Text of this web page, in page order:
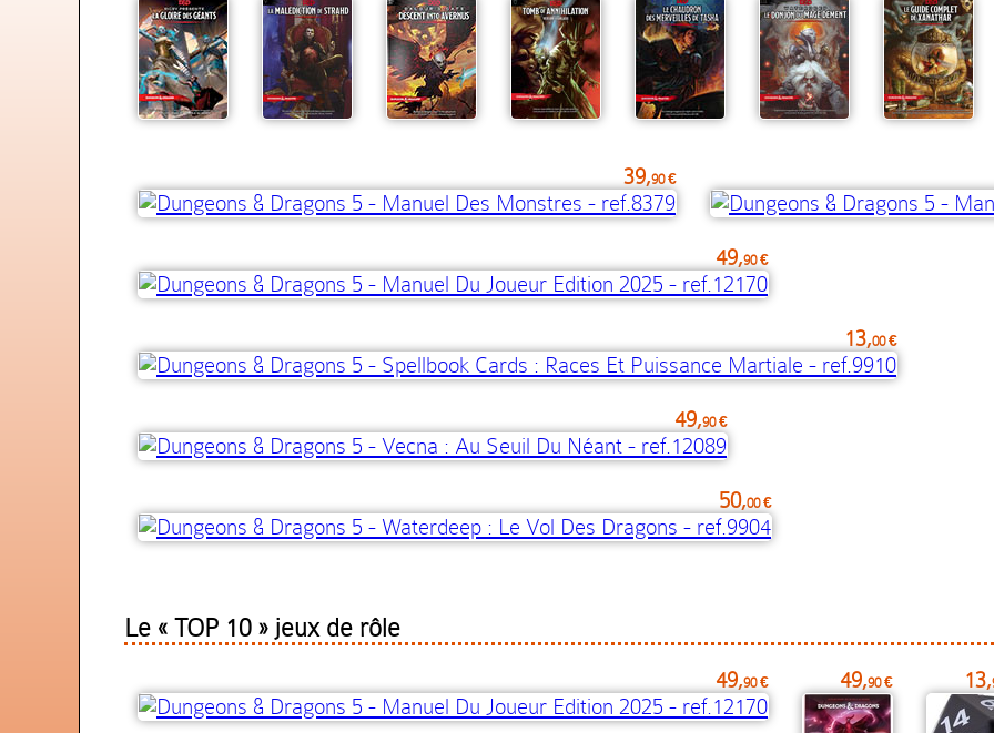
39,90 €
49,90 €
13,00 €
49,90 €
50,00 €
Le « TOP 10 » jeux de rôle
49,90 € 49,90 € 13,